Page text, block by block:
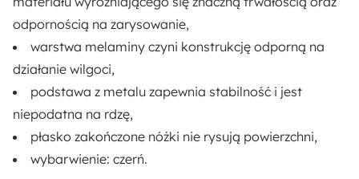
odpornością na zarysowanie,
warstwa melaminy czyni konstrukcję odporną na
działanie wilgoci,
podstawa z metalu zapewnia stabilność i jest
niepodatna na rdzę,
płasko zakończone nóżki nie rysują powierzchni,
wybarwienie: czerń.